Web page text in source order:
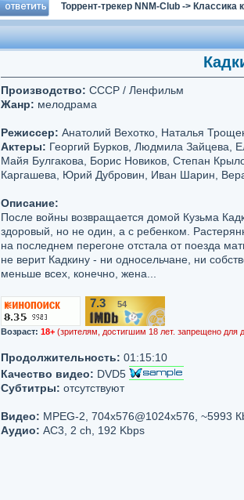
Торрент-трекер NNM-Club -> Классика
Производство: СССР / Ленфильм
Жанр: мелодрама
Режиссер: Анатолий Вехотко, Наталья
Актеры: Георгий Бурков, Людмила Зайцева,
Майя Булгакова, Борис Новиков, Степан
Каргашева, Юрий Дубровин, Иван Шарин,
Описание:
После войны возвращается домой Кузьма
здоровый, но не один, а с ребенком.
на последнем перегоне отстала от поезда
не верит Кадкину - ни односельчане, ни
меньше всех, конечно, жена...
7.3 54
Возраст: 18+ (зрителям, достигшим 18 лет. запрещено для
Продолжительность: 01:15:10
Качество видео: DVD5
Субтитры: отсутствуют
Видео: MPEG-2, 704x576@1024x576, ~5993
Аудио: AC3, 2 ch, 192 Kbps